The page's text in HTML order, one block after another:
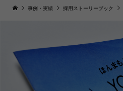
事例・実績 採用ストーリーブック